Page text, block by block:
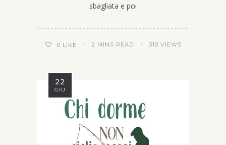
sbagliata e poi
0 LIKE 2 MINS READ 310 VIEWS
22
GIU